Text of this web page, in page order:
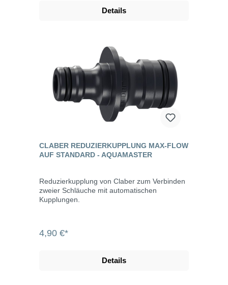
Details
CLABER REDUZIERKUPPLUNG MAX-FLOW
AUF STANDARD - AQUAMASTER
Reduzierkupplung von Claber zum Verbinden
zweier Schläuche mit automatischen
Kupplungen.
4,90 €*
Details